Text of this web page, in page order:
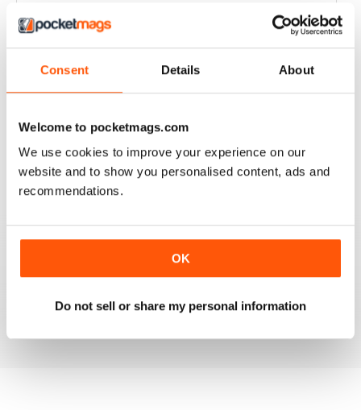
Consent Details About
Welcome to pocketmags.com
We use cookies to improve your experience on our
website and to show you personalised content, ads and
recommendations.
OK
Do not sell or share my personal information
2
4 0
2
VISUALIZZA LE RECENSIONI